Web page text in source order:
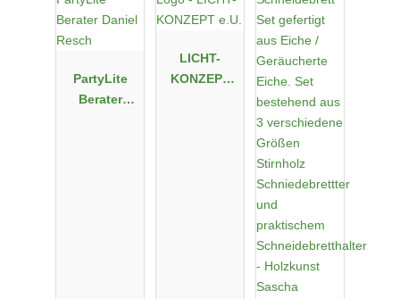
PartyLite
Berater
LICHT-
KONZEPT